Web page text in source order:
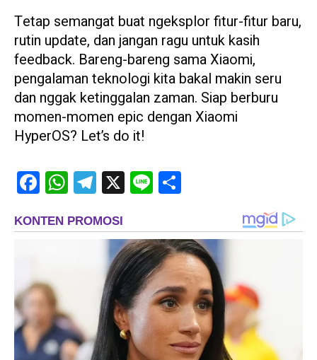
Tetap semangat buat ngeksplor fitur-fitur baru,
rutin update, dan jangan ragu untuk kasih
feedback. Bareng-bareng sama Xiaomi,
pengalaman teknologi kita bakal makin seru
dan nggak ketinggalan zaman. Siap berburu
momen-momen epic dengan Xiaomi
HyperOS? Let’s do it!
FacebookWhatsAppTelegram
X Line